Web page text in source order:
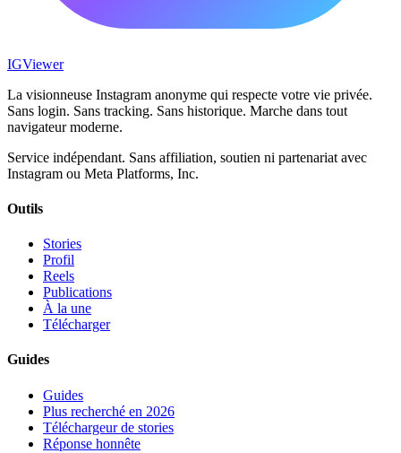
IGViewer
La visionneuse Instagram anonyme qui respecte votre vie privée.
Sans login. Sans tracking. Sans historique. Marche dans tout
navigateur moderne.
Service indépendant. Sans affiliation, soutien ni partenariat avec
Instagram ou Meta Platforms, Inc.
Outils
Stories
Profil
Reels
Publications
À la une
Télécharger
Guides
Guides
Plus recherché en 2026
Téléchargeur de stories
Réponse honnête